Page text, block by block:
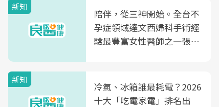
新知
陪伴，從三神開始。全台不
孕症領域達文西婦科手術經
驗最豐富女性醫師之一張永
光田醫院建構360度女性健
康照護生態圈
新知
冷氣、冰箱誰最耗電？2026
十大「吃電家電」排名出